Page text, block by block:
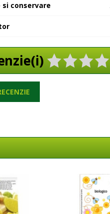
si conservare